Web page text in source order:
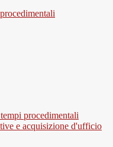
procedimentali
e acquisizione d'ufficio